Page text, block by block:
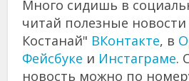
Много сидишь в
читай полезные
Костанай" ВКонтакте, в
Фейсбуке и Инстаграме.
новость можно по